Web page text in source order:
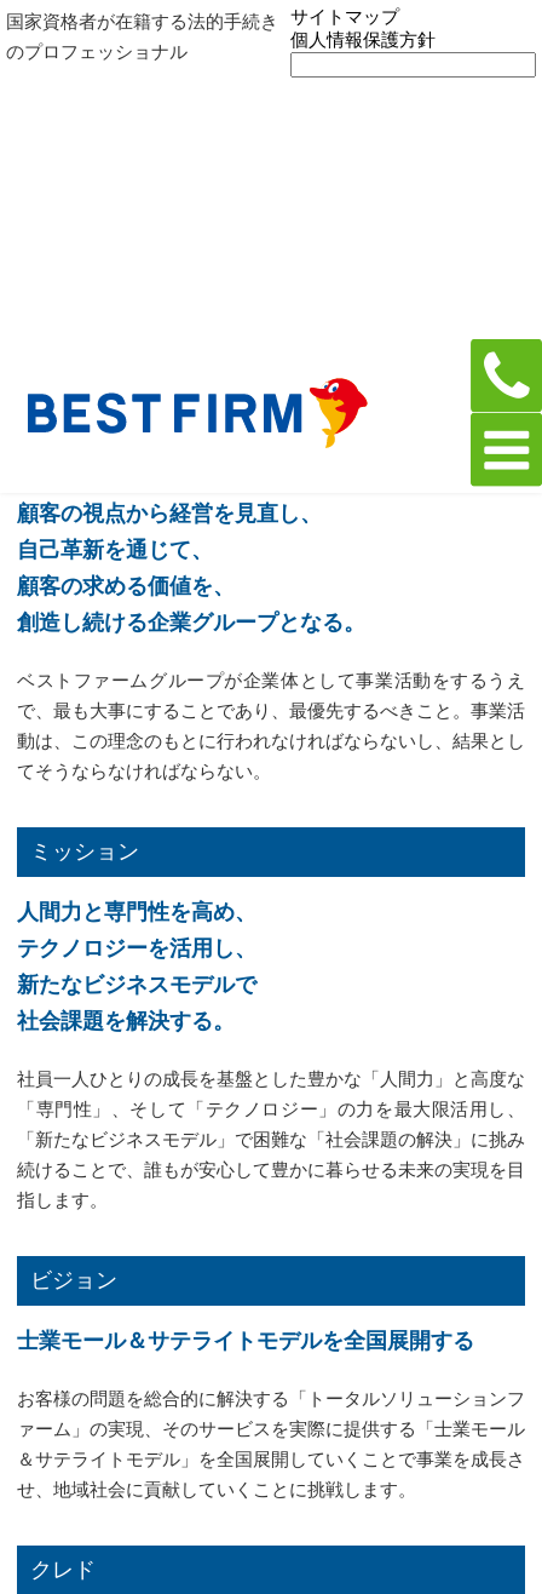
国家資格者が在籍する法的手続き
のプロフェッショナル
サイトマップ
個人情報保護方針
物心両面の幸福を追及すると同時に、
成長し永続する企業グループとなる。
顧客の視点から経営を見直し、
自己革新を通じて、
顧客の求める価値を、
創造し続ける企業グループとなる。
ベストファームグループが企業体として事業活動をするうえ
で、最も大事にすることであり、最優先するべきこと。事業活
動は、この理念のもとに行われなければならないし、結果とし
てそうならなければならない。
ミッション
人間力と専門性を高め、
テクノロジーを活用し、
新たなビジネスモデルで
社会課題を解決する。
社員一人ひとりの成長を基盤とした豊かな「人間力」と高度な
「専門性」、そして「テクノロジー」の力を最大限活用し、
「新たなビジネスモデル」で困難な「社会課題の解決」に挑み
続けることで、誰もが安心して豊かに暮らせる未来の実現を目
指します。
ビジョン
士業モール＆サテライトモデルを全国展開する
お客様の問題を総合的に解決する「トータルソリューションフ
ァーム」の実現、そのサービスを実際に提供する「士業モール
＆サテライトモデル」を全国展開していくことで事業を成長さ
せ、地域社会に貢献していくことに挑戦します。
クレド